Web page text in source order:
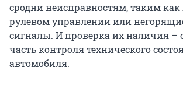
сродни неисправностям, таким
рулевом управлении или
сигналы. И проверка их наличия –
часть контроля технического
автомобиля.